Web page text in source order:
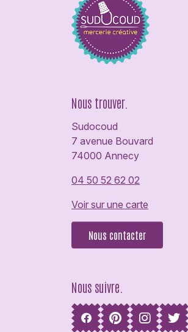
Nous trouver.
Sudocoud
7 avenue Bouvard
74000 Annecy
04 50 52 62 02
Voir sur une carte
Nous contacter
Nous suivre.